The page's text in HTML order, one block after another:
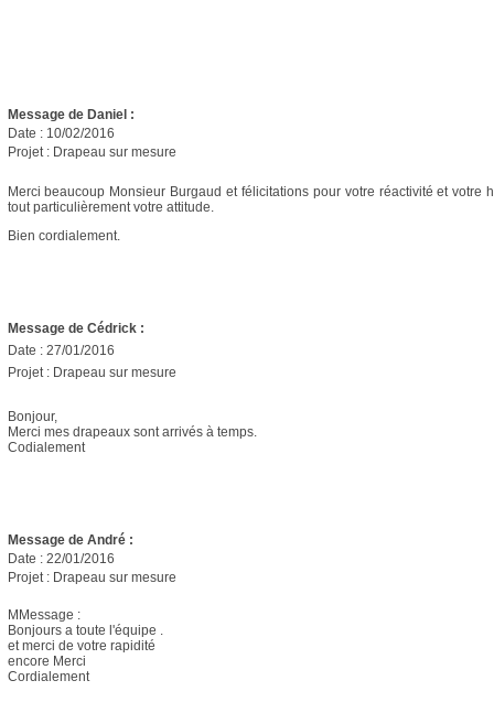
Message de Daniel :
Date : 10/02/2016
Projet : Drapeau sur mesure
Merci beaucoup Monsieur Burgaud et félicitations pour votre réactivité et
tout particulièrement votre attitude.
Bien cordialement.
Message de Cédrick :
Date : 27/01/2016
Projet : Drapeau sur mesure
Bonjour,
Merci mes drapeaux sont arrivés à temps.
Codialement
Message de André :
Date : 22/01/2016
Projet : Drapeau sur mesure
MMessage :
Bonjours a toute l'équipe .
et merci de votre rapidité
encore Merci
Cordialement